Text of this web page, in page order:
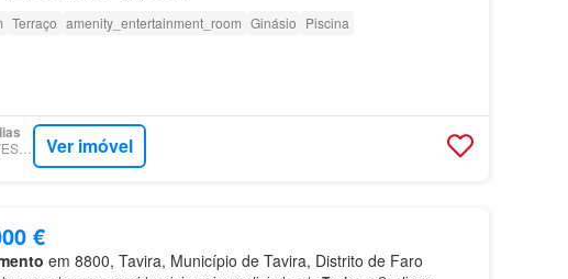
Terraço amenity_entertainment_room Ginásio Piscina
LUXURYESTATE Ver imóvel
€
em 8800, Tavira, Município de Tavira, Distrito de Faro